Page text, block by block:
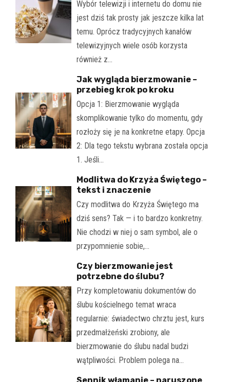
Wybór telewizji i internetu do domu nie
jest dziś tak prosty jak jeszcze kilka lat
temu. Oprócz tradycyjnych kanałów
telewizyjnych wiele osób korzysta
również z…
Jak wygląda bierzmowanie –
przebieg krok po kroku
Opcja 1: Bierzmowanie wygląda
skomplikowanie tylko do momentu, gdy
rozłoży się je na konkretne etapy. Opcja
2: Dla tego tekstu wybrana została opcja
1. Jeśli…
Modlitwa do Krzyża Świętego –
tekst i znaczenie
Czy modlitwa do Krzyża Świętego ma
dziś sens? Tak — i to bardzo konkretny.
Nie chodzi w niej o sam symbol, ale o
przypomnienie sobie,…
Czy bierzmowanie jest
potrzebne do ślubu?
Przy kompletowaniu dokumentów do
ślubu kościelnego temat wraca
regularnie: świadectwo chrztu jest, kurs
przedmałżeński zrobiony, ale
bierzmowanie do ślubu nadal budzi
wątpliwości. Problem polega na…